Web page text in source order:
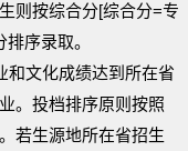
则按综合分[综合分=专
序录取。
和文化成绩达到所在省
。投档排序原则按照
若生源地所在省招生